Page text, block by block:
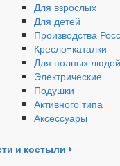
Для взрослых
Для детей
Производства
Кресло-каталки
Для полных людей
Электрические
Подушки
Активного типа
Аксессуары
и костыли